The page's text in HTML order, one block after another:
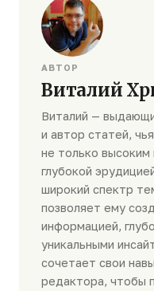
АВТОР
Виталий
Виталий —
и автор статей,
не только
глубокой
широкий спектр
позволяет ему
информацией,
уникальными
сочетает свои
редактора, чтобы